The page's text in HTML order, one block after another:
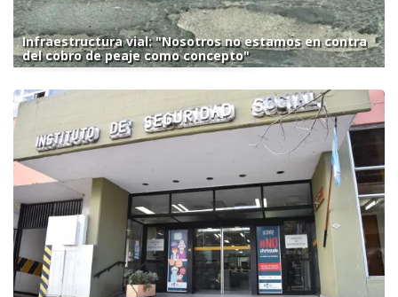
Infraestructura vial: "Nosotros no estamos en contra
del cobro de peaje como concepto"